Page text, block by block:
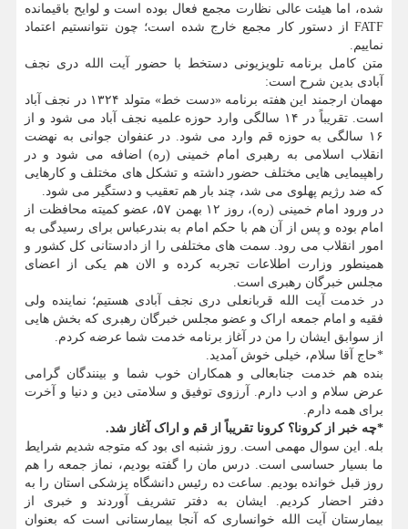
شده، اما هیئت عالی نظارت مجمع فعال بوده است و لوایح باقیمانده
FATF از دستور کار مجمع خارج شده است؛ چون نتوانستیم اعتماد
نماییم.
متن کامل برنامه تلویزیونی دستخط با حضور آیت الله دری نجف
آبادی بدین شرح است:
مهمان ارجمند این هفته برنامه «دست خط» متولد ۱۳۲۴ در نجف آباد
است. تقریباً در ۱۴ سالگی وارد حوزه علمیه نجف آباد می شود و از
۱۶ سالگی به حوزه قم وارد می شود. در عنفوان جوانی به نهضت
انقلاب اسلامی به رهبری امام خمینی (ره) اضافه می شود و در
راهپیمایی هایی مختلف حضور داشته و تشکل های مختلف و کارهایی
که ضد رژیم پهلوی می شد، چند بار هم تعقیب و دستگیر می شود.
در ورود امام خمینی (ره)، روز ۱۲ بهمن ۵۷، عضو کمیته محافظت از
امام بوده و پس از آن هم با حکم امام به بندرعباس برای رسیدگی به
امور انقلاب می رود. سمت های مختلفی را از دادستانی کل کشور و
همینطور وزارت اطلاعات تجربه کرده و الان هم یکی از اعضای
مجلس خبرگان رهبری است.
در خدمت آیت الله قربانعلی دری نجف آبادی هستیم؛ نماینده ولی
فقیه و امام جمعه اراک و عضو مجلس خبرگان رهبری که بخش هایی
از سوابق ایشان را من در آغاز برنامه خدمت شما عرضه کردم.
*حاج آقا سلام، خیلی خوش آمدید.
بنده هم خدمت جنابعالی و همکاران خوب شما و بینندگان گرامی
عرض سلام و ادب دارم. آرزوی توفیق و سلامتی دین و دنیا و آخرت
برای همه دارم.
*چه خبر از کرونا؟ کرونا تقریباً از قم و اراک آغاز شد.
بله. این سوال مهمی است. روز شنبه ای بود که متوجه شدیم شرایط
ما بسیار حساسی است. درس مان را گفته بودیم، نماز جمعه را هم
روز قبل خوانده بودیم. ساعت ده رئیس دانشگاه پزشکی استان را به
دفتر احضار کردیم. ایشان به دفتر تشریف آوردند و خبری از
بیمارستان آیت الله خوانساری که آنجا بیمارستانی است که بعنوان